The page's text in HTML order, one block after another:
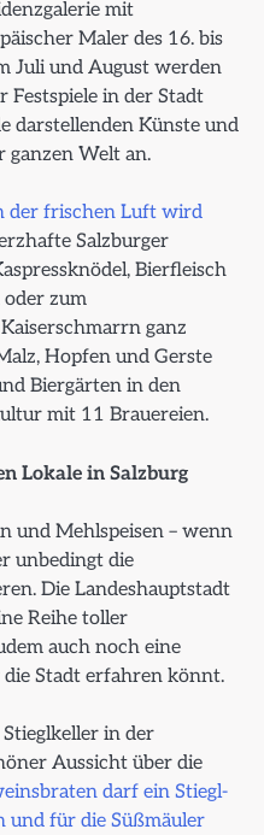
mit
Maler des 16. bis
Juli und August werden
Festspiele in der Stadt
darstellenden Künste und
ganzen Welt an.
der frischen Luft wird
Salzburger
Bierfleisch
zum
ganz
Hopfen und Gerste
Biergärten in den
mit 11 Brauereien.
Lokale in Salzburg
und Mehlspeisen – wenn
unbedingt die
Die Landeshauptstadt
Reihe toller
auch noch eine
Stadt erfahren könnt.
in der
Aussicht über die
darf ein Stiegl-
und für die Süßmäuler